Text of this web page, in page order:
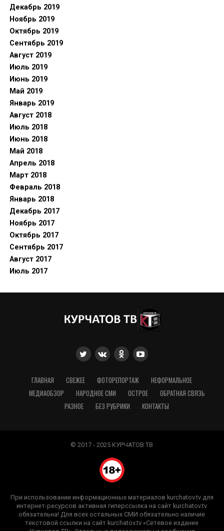
Декабрь 2019
Ноябрь 2019
Октябрь 2019
Сентябрь 2019
Август 2019
Июль 2019
Июнь 2019
Май 2019
Январь 2019
Август 2018
Июль 2018
Июнь 2018
Май 2018
Апрель 2018
Март 2018
Февраль 2018
Январь 2018
Декабрь 2017
Ноябрь 2017
Октябрь 2017
Сентябрь 2017
Август 2017
Июль 2017
ГЛАВНАЯ СВЕЖЕЕ ФОТОРЕПОРТАЖ
НЕФОРМАЛЬНОЕ
МЕДИАОБЗОР
НАРОДНОЕ СМИ ОСТРОЕ
ОБРАТНАЯ СВЯЗЬ
РАЗНОЕ
БЕЗ РУБРИКИ КОНТАКТЫ
© 2017 - 2025 КУРЧАТОВ ТВ
При использовании информационных материалов kurchatov.tv для
интернет-ресурсов активная гиперссылка на сайт kurchatov.tv
обязательна! Для всех остальных СМИ обязательно наличие
текстовой ссылки на сайт kurchatov.tv «Сетевое издание